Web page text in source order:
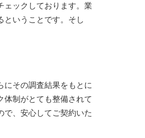
ェックしております。業
ということです。そし
その調査結果をもとに
制がとても整備されて
で、安心してご契約いた